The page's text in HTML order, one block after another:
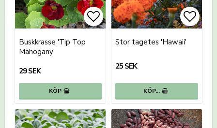
Lägg till i favoritlistan
Buskkrasse 'Tip Top
Mahogany'
29 SEK
KÖP
Stor tagetes 'Hawaii'
25 SEK
KÖP…